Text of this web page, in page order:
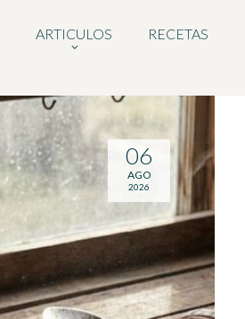
ARTICULOS RECETAS
06
AGO
2026